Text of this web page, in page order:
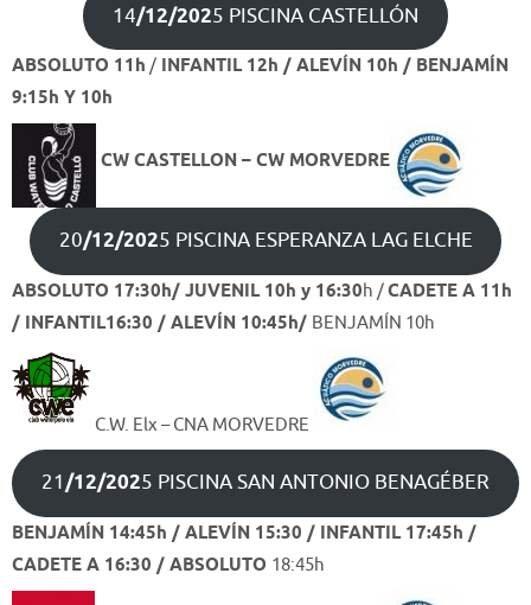
14/12/2025 PISCINA CASTELLÓN
ABSOLUTO 11h / INFANTIL 12h / ALEVÍN 10h / BENJAMÍN
9:15h Y 10h
CW CASTELLON – CW MORVEDRE
20/12/2025 PISCINA ESPERANZA LAG ELCHE
ABSOLUTO 17:30h/ JUVENIL 10h y 16:30h /CADETE A 11h
/ INFANTIL16:30 / ALEVÍN 10:45h/ BENJAMÍN 10h
C.W. Elx – CNA MORVEDRE
21/12/2025 PISCINA SAN ANTONIO BENAGÉBER
BENJAMÍN 14:45h / ALEVÍN 15:30 / INFANTIL 17:45h /
CADETE A 16:30 / ABSOLUTO 18:45h